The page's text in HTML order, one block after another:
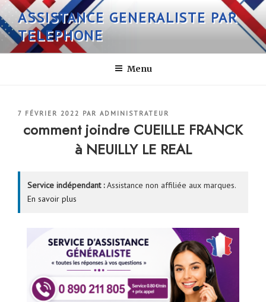
Aller
au
contenu
principal
ASSISTANCE GENERALISTE PAR
TELEPHONE
Menu
PUBLIÉ
7 FÉVRIER 2022 PAR ADMINISTRATEUR
comment joindre CUEILLE FRANCK
à NEUILLY LE REAL
Service indépendant :Assistance non affiliée aux marques.
En savoir plus